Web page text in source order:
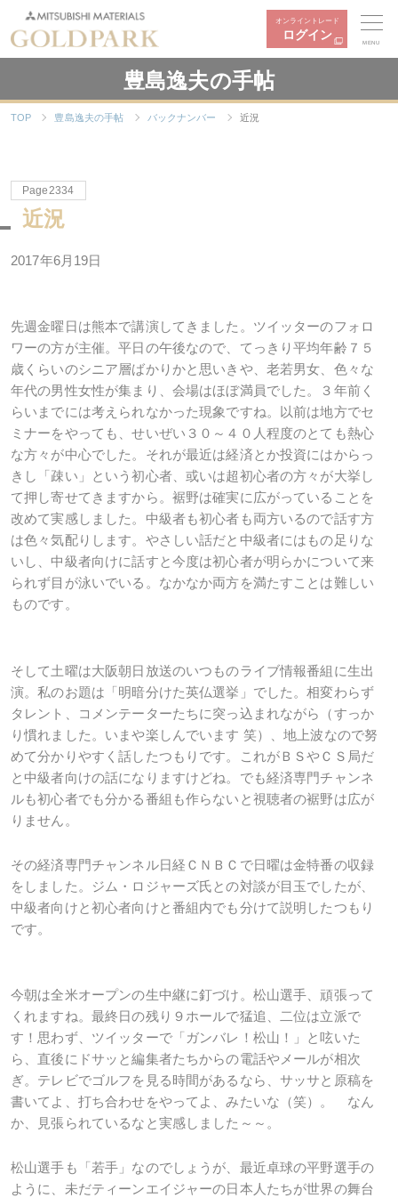
オンライントレード
ログイン
MENU
豊島逸夫の手帖
TOP 豊島逸夫の手帖 バックナンバー 近況
Page2334
近況
2017年6月19日
先週金曜日は熊本で講演してきました。ツイッターのフォロ
ワーの方が主催。平日の午後なので、てっきり平均年齢７５
歳くらいのシニア層ばかりかと思いきや、老若男女、色々な
年代の男性女性が集まり、会場はほぼ満員でした。３年前く
らいまでには考えられなかった現象ですね。以前は地方でセ
ミナーをやっても、せいぜい３０～４０人程度のとても熱心
な方々が中心でした。それが最近は経済とか投資にはからっ
きし「疎い」という初心者、或いは超初心者の方々が大挙し
て押し寄せてきますから。裾野は確実に広がっていることを
改めて実感しました。中級者も初心者も両方いるので話す方
は色々気配りします。やさしい話だと中級者にはもの足りな
いし、中級者向けに話すと今度は初心者が明らかについて来
られず目が泳いでいる。なかなか両方を満たすことは難しい
ものです。
そして土曜は大阪朝日放送のいつものライブ情報番組に生出
演。私のお題は「明暗分けた英仏選挙」でした。相変わらず
タレント、コメンテーターたちに突っ込まれながら（すっか
り慣れました。いまや楽しんでいます 笑）、地上波なので努
めて分かりやすく話したつもりです。これがＢＳやＣＳ局だ
と中級者向けの話になりますけどね。でも経済専門チャンネ
ルも初心者でも分かる番組も作らないと視聴者の裾野は広が
りません。
その経済専門チャンネル日経ＣＮＢＣで日曜は金特番の収録
をしました。ジム・ロジャーズ氏との対談が目玉でしたが、
中級者向けと初心者向けと番組内でも分けて説明したつもり
です。
今朝は全米オープンの生中継に釘づけ。松山選手、頑張って
くれますね。最終日の残り９ホールで猛追、二位は立派で
す！思わず、ツイッターで「ガンバレ！松山！」と呟いた
ら、直後にドサッと編集者たちからの電話やメールが相次
ぎ。テレビでゴルフを見る時間があるなら、サッサと原稿を
書いてよ、打ち合わせをやってよ、みたいな（笑）。 なん
か、見張られているなと実感しました～～。
松山選手も「若手」なのでしょうが、最近卓球の平野選手の
ように、未だティーンエイジャーの日本人たちが世界の舞台